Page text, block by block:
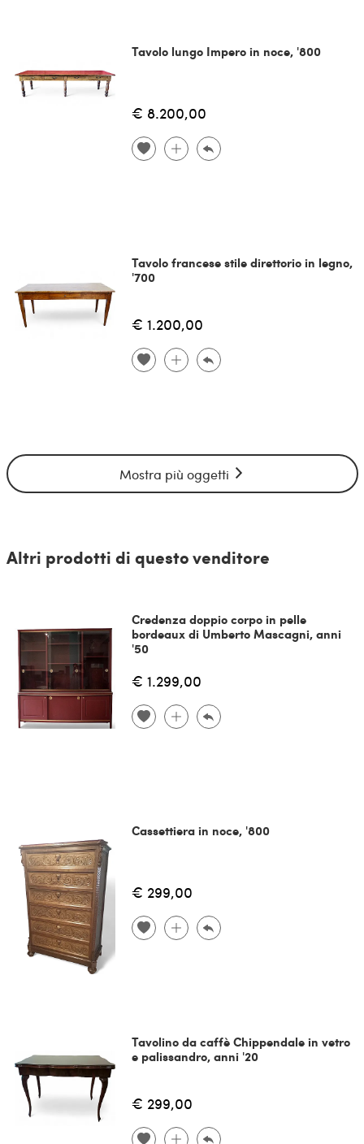
Tavolo lungo Impero in noce, '800
€ 8.200,00
Tavolo francese stile direttorio in legno,
'700
€ 1.200,00
Mostra più oggetti
Altri prodotti di questo venditore
Credenza doppio corpo in pelle
bordeaux di Umberto Mascagni, anni
'50
€ 1.299,00
Cassettiera in noce, '800
€ 299,00
Tavolino da caffè Chippendale in vetro
e palissandro, anni '20
€ 299,00